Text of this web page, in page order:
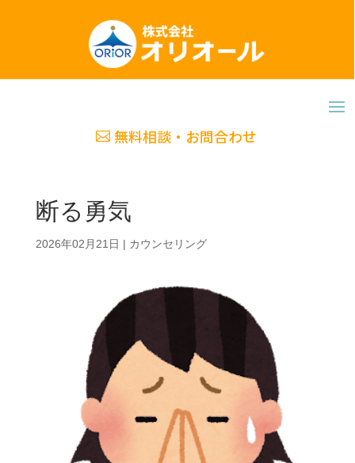
無料相談・お問合わせ
断る勇気
2026年02月21日 | カウンセリング